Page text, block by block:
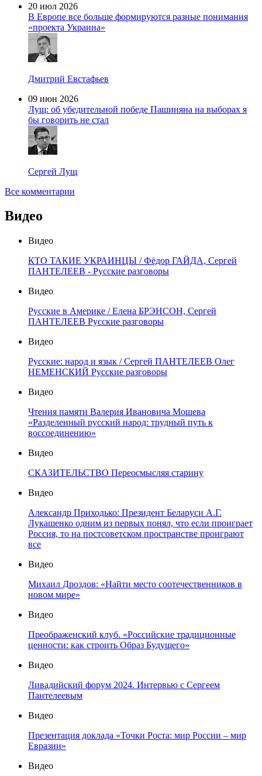
20 июл 2026
В Европе все больше формируются разные понимания
«проекта Украина»
Дмитрий Евстафьев
09 июн 2026
Лущ: об убедительной победе Пашиняна на выборах я
бы говорить не стал
Сергей Лущ
Все комментарии
Видео
Видео
КТО ТАКИЕ УКРАИНЦЫ / Фёдор ГАЙДА, Сергей
ПАНТЕЛЕЕВ - Русские разговоры
Видео
Русские в Америке / Елена БРЭНСОН, Сергей
ПАНТЕЛЕЕВ Русские разговоры
Видео
Русские: народ и язык / Сергей ПАНТЕЛЕЕВ Олег
НЕМЕНСКИЙ Русские разговоры
Видео
Чтения памяти Валерия Ивановича Мошева
«Разделенный русский народ: трудный путь к
воссоединению»
Видео
СКАЗИТЕЛЬСТВО Переосмысляя старину
Видео
Александр Приходько: Президент Беларуси А.Г.
Лукашенко одним из первых понял, что если проиграет
Россия, то на постсоветском пространстве проиграют
все
Видео
Михаил Дроздов: «Найти место соотечественников в
новом мире»
Видео
Преображенский клуб. «Российские традиционные
ценности: как строить Образ Будущего»
Видео
Ливадийский форум 2024. Интервью с Сергеем
Пантелеевым
Видео
Презентация доклада «Точки Роста: мир России – мир
Евразии»
Видео